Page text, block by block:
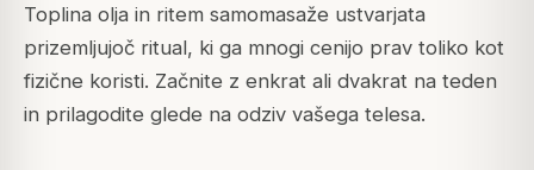
Toplina olja in ritem samomasaže ustvarjata
prizemljujoč ritual, ki ga mnogi cenijo prav toliko kot
fizične koristi. Začnite z enkrat ali dvakrat na teden
in prilagodite glede na odziv vašega telesa.